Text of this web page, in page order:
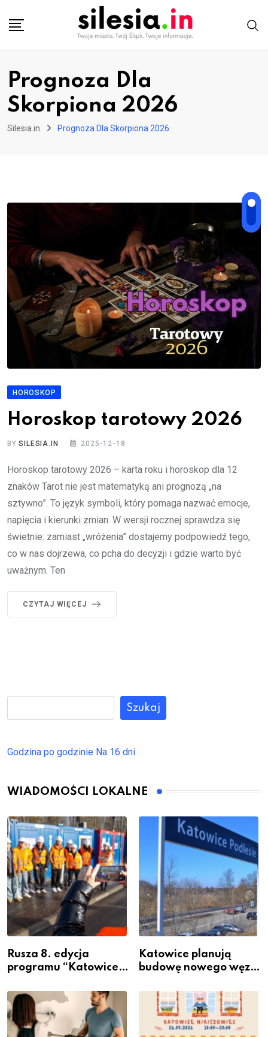
Prognoza Dla
Skorpiona 2026
Silesia.in Prognoza Dla Skorpiona 2026
HOROSKOP
Horoskop tarotowy 2026
BYSILESIA.IN 2025-12-18
Horoskop tarotowy 2026 – karta roku i horoskop dla 12
znaków Tarot nie jest matematyką ani prognozą „na
sztywno”. To język symboli, który pomaga nazwać emocje,
napięcia i kierunki zmian. W wersji rocznej sprawdza się
świetnie: zamiast „wróżenia” dostajemy podpowiedź tego,
co w nas dojrzewa, co pcha do decyzji i gdzie warto być
uważnym. Ten
CZYTAJ WIĘCEJ
Szukaj
Godzina po godzinie Na 16 dni
WIADOMOŚCI LOKALNE
Rusza 8. edycja
programu “Katowice
– nabór dla
przedsiębiorców
Katowice planują
budowę nowego węzła
Podlesiu